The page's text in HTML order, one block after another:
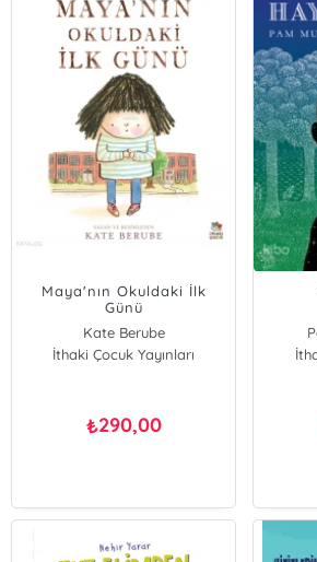
Maya'nın Okuldaki İlk
Günü
Kate Berube
İthaki Çocuk Yayınları
₺290,00